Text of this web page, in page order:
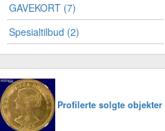
GAVEKORT (7)
Spesialtilbud (2)
Profilerte solgte objekter